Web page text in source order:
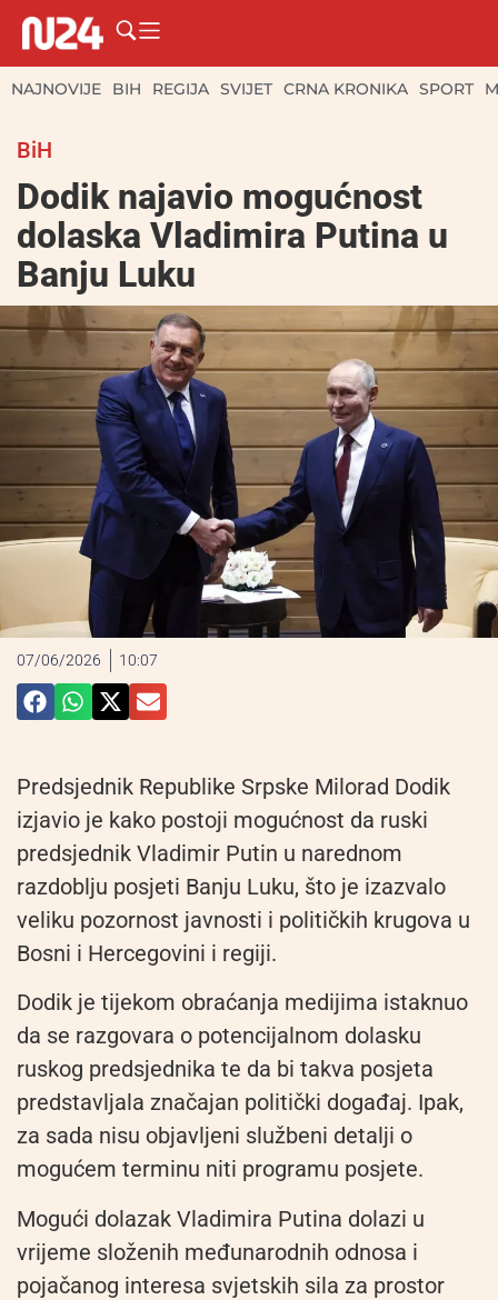
NAJNOVIJE BIH REGIJA SVIJET CRNA KRONIKA SPORT
BiH
Dodik najavio mogućnost
dolaska Vladimira Putina u
Banju Luku
07/06/2026 10:07
Predsjednik Republike Srpske Milorad Dodik
izjavio je kako postoji mogućnost da ruski
predsjednik Vladimir Putin u narednom
razdoblju posjeti Banju Luku, što je izazvalo
veliku pozornost javnosti i političkih krugova u
Bosni i Hercegovini i regiji.
Dodik je tijekom obraćanja medijima istaknuo
da se razgovara o potencijalnom dolasku
ruskog predsjednika te da bi takva posjeta
predstavljala značajan politički događaj. Ipak,
za sada nisu objavljeni službeni detalji o
mogućem terminu niti programu posjete.
Mogući dolazak Vladimira Putina dolazi u
vrijeme složenih međunarodnih odnosa i
pojačanog interesa svjetskih sila za prostor